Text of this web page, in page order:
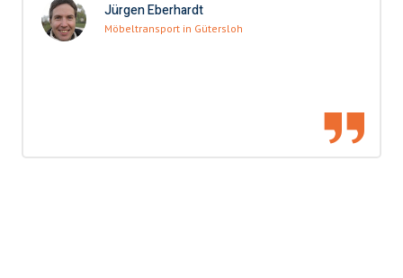
Jürgen Eberhardt
Möbeltransport in Gütersloh